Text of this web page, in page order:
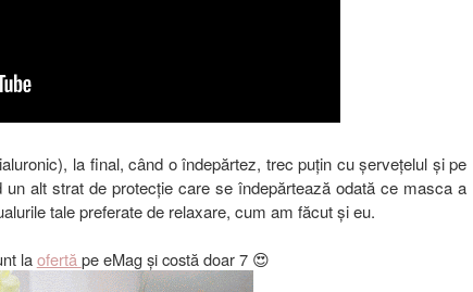
la final, când o îndepărtez, trec puțin cu șervețelul și pe
alt strat de protecție care se îndepărtează odată ce masca a
tale preferate de relaxare, cum am făcut și eu.
laofertă pe eMag și costă doar 7 😍